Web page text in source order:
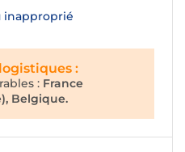
inapproprié
:
: France
Belgique.